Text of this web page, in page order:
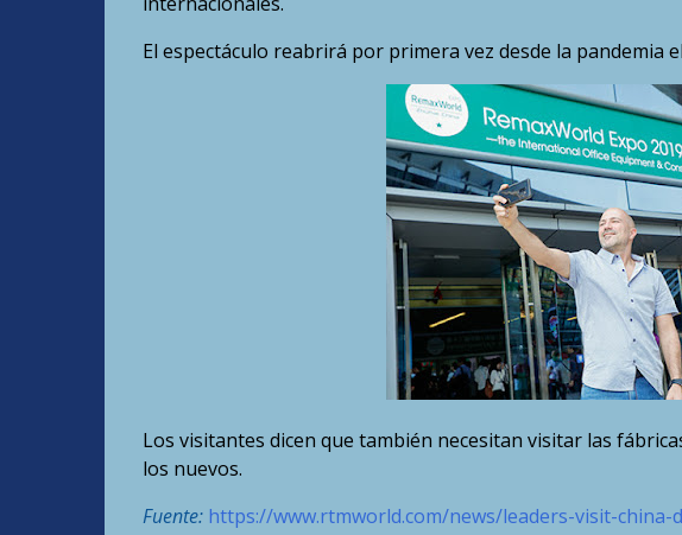
El espectáculo reabrirá por primera vez desde la pandemia
Los visitantes dicen que también necesitan visitar las
los nuevos.
Fuente: https://www.rtmworld.com/news/leaders-visit-